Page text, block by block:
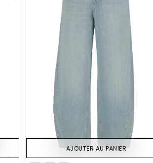
AJOUTER AU PANIER